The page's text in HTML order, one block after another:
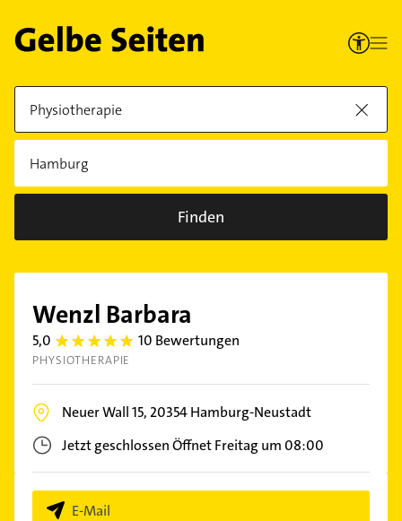
Finden
Wenzl Barbara
5,0 5.0 10 Bewertungen
PHYSIOTHERAPIE
Neuer Wall 15, 20354Hamburg-Neustadt
Jetzt geschlossenÖffnet Freitag um 08:00
E-Mail